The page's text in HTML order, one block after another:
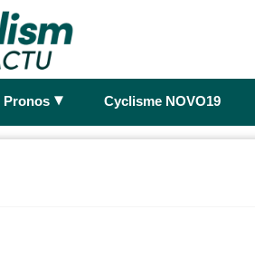
Pronos ► Cyclisme NOVO19